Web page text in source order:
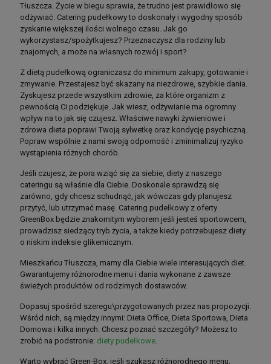
Tłuszcza. Życie w biegu sprawia, że trudno jest prawidłowo się
odżywiać. Catering pudełkowy to doskonały i wygodny sposób
zyskanie większej ilości wolnego czasu. Jak go
wykorzystasz/spożytkujesz? Przeznaczysz dla rodziny lub
znajomych, a może na własnych rozwój i sport?
Z dietą pudełkową ograniczasz do minimum zakupy, gotowanie i
zmywanie. Przestajesz być skazany na niezdrowe, szybkie dania.
Zyskujesz przede wszystkim zdrowie, za które organizm z
pewnością Ci podziękuje. Jak wiesz, odżywianie ma ogromny
wpływ na to jak się czujesz. Właściwe nawyki żywieniowe i
zdrowa dieta poprawi Twoją sylwetkę oraz kondycję psychiczną.
Popraw wspólnie z nami swoją odporność i zminimalizuj ryzyko
wystąpienia różnych chorób.
Jeśli czujesz, że pora wziąć się za siebie, diety z naszego
cateringu są właśnie dla Ciebie. Doskonale sprawdzą się
zarówno, gdy chcesz schudnąć, jak wówczas gdy planujesz
przytyć, lub utrzymać masę. Catering pudełkowy z oferty
GreenBox będzie znakomitym wyborem jeśli jesteś sportowcem,
prowadzisz siedzący tryb życia, a także kiedy potrzebujesz diety
o niskim indeksie glikemicznym.
Mieszkańcu Tłuszcza, mamy dla Ciebie wiele interesujących diet.
Gwarantujemy różnorodne menu i dania wykonane z zawsze
świeżych produktów od rodzimych dostawców.
Dopasuj spośród szeregu\przygotowanych przez nas propozycji.
Wśród nich, są między innymi: Dieta Office, Dieta Sportowa, Dieta
Domowa i kilka innych. Chcesz poznać szczegóły? Możesz to
zrobić na podstronie: diety pudełkowe.
Warto wybrać Green-Box, jeśli szukasz różnorodnego menu,